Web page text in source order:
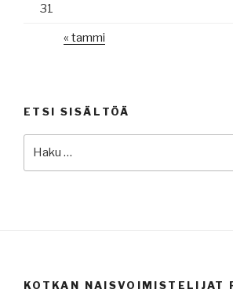
31
« tammi
ETSI SISÄLTÖÄ
KOTKAN NAISVOIMISTELIJAT